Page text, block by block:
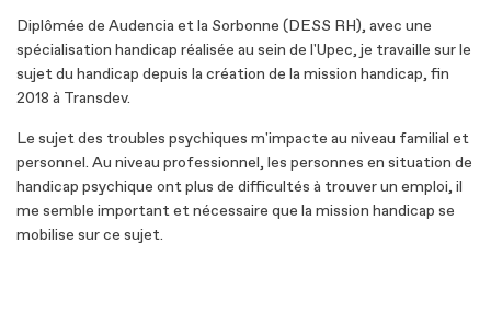
Diplômée de Audencia et la Sorbonne (DESS RH), avec une
spécialisation handicap réalisée au sein de l'Upec, je travaille sur le
sujet du handicap depuis la création de la mission handicap, fin
2018 à Transdev.
Le sujet des troubles psychiques m'impacte au niveau familial et
personnel. Au niveau professionnel, les personnes en situation de
handicap psychique ont plus de difficultés à trouver un emploi, il
me semble important et nécessaire que la mission handicap se
mobilise sur ce sujet.